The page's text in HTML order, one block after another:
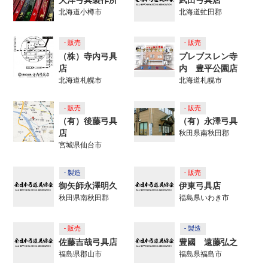
北海道小樽市 北海道虻田郡
- 販売
（株）寺内弓具
店
北海道札幌市
- 販売
プレブスレン寺
内 豊平公園店
北海道札幌市
- 販売
（有）後藤弓具
店
宮城県仙台市
- 販売
（有）永澤弓具
秋田県南秋田郡
- 製造
御矢師永澤明久
秋田県南秋田郡
- 販売
伊東弓具店
福島県いわき市
- 販売
佐藤吉哉弓具店
福島県郡山市
- 製造
豊國 遠藤弘之
福島県福島市